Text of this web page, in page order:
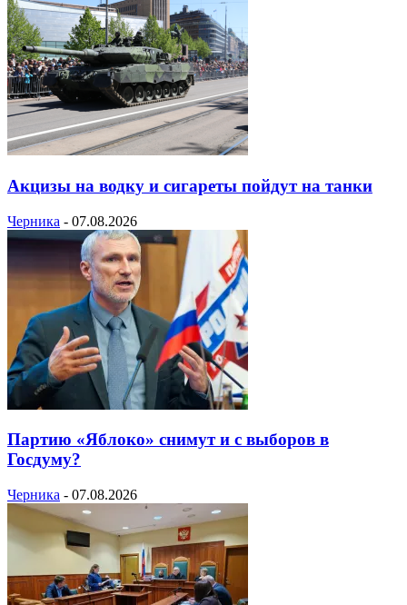
Акцизы на водку и сигареты пойдут на танки
Черника - 07.08.2026
Партию «Яблоко» снимут и с выборов в
Госдуму?
Черника - 07.08.2026